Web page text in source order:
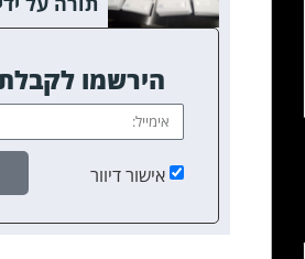
הירשמו
אישור דיוור